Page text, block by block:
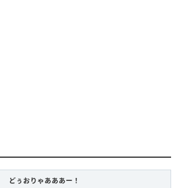
どぅおりゃあああー！